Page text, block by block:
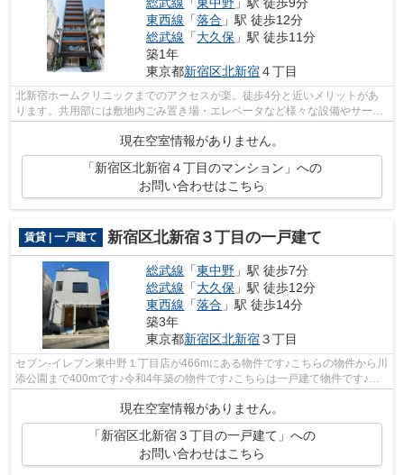
東西線 「落合 」駅 徒歩12分
総武線 「大久保 」駅 徒歩11分
築1年
東京都新宿区北新宿４丁目
北新宿ホームクリニックまでのアクセスが楽。徒歩4分と近いメリットがあ
ります。共用部には敷地内ごみ置き場・エレベータなど様々な設備やサービ
スが揃っているので便利です。こちらは...
現在空室情報がありません。
「新宿区北新宿４丁目のマンション」への
お問い合わせはこちら
賃貸 | 一戸建て 新宿区北新宿３丁目の一戸建て
総武線 「東中野 」駅 徒歩7分
総武線 「大久保 」駅 徒歩12分
東西線 「落合 」駅 徒歩14分
築3年
東京都新宿区北新宿３丁目
セブン-イレブン東中野１丁目店が466mにある物件です♪こちらの物件から川
添公園まで400mです♪令和4年築の物件です♪こちらは一戸建て物件です♪ア
現在空室情報がありません。
「新宿区北新宿３丁目の一戸建て」への
お問い合わせはこちら